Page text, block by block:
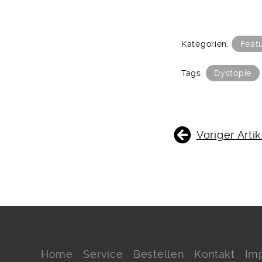
Kategorien:
Tags: Dystopie
Voriger
Home Service Bestellen Kontakt